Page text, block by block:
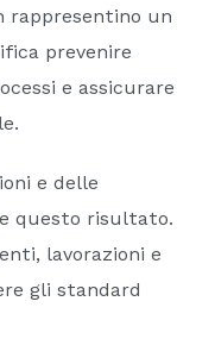
rappresentino un
prevenire
e assicurare
e delle
questo risultato.
lavorazioni e
gli standard